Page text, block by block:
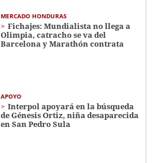
MERCADO HONDURAS
Fichajes: Mundialista no llega a
Olimpia, catracho se va del
Barcelona y Marathón contrata
APOYO
Interpol apoyará en la búsqueda
de Génesis Ortiz, niña desaparecida
en San Pedro Sula